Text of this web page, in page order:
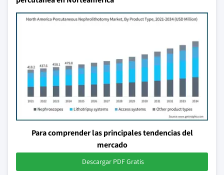
Para comprender las principales tendencias del
mercado
Descargar PDF Gratis